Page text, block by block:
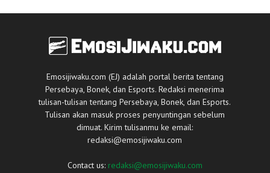
Emosijiwaku.com (EJ) adalah portal berita tentang
Persebaya, Bonek, dan Esports. Redaksi menerima
tulisan-tulisan tentang Persebaya, Bonek, dan Esports.
Tulisan akan masuk proses penyuntingan sebelum
dimuat. Kirim tulisanmu ke email:
redaksi@emosijiwaku.com
Contact us: redaksi@emosijiwaku.com